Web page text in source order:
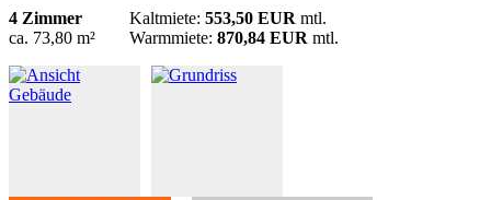
4 Zimmer
ca. 73,80 m²
Kaltmiete: 553,50 EUR mtl.
Warmmiete: 870,84 EUR mtl.